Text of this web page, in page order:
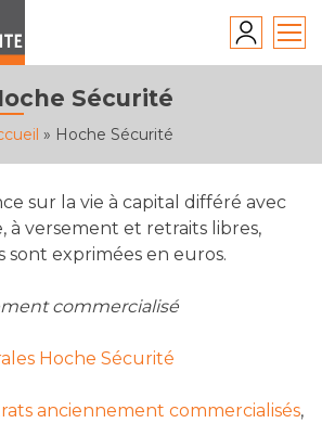
Sécurité
» Hoche Sécurité
sur la vie à capital différé avec
à versement et retraits libres,
sont exprimées en euros.
commercialisé
Hoche Sécurité
anciennement commercialisés,